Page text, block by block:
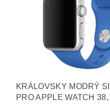
KRÁLOVSKY MODRÝ
PRO APPLE WATCH 38,